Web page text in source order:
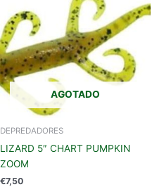
AGOTADO
DEPREDADORES
LIZARD 5″ CHART PUMPKIN
ZOOM
€7,50